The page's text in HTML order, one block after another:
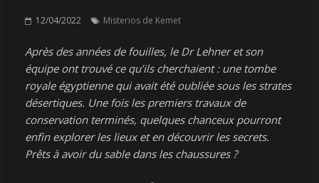
12/04/2022 Misterios de Kemet
Après des années de fouilles, le Dr Lehner et son
équipe ont trouvé ce qu’ils cherchaient : une tombe
royale égyptienne qui avait été oubliée sous les strates
désertiques. Une fois les premiers travaux de
conservation terminés, quelques chanceux pourront
enfin explorer les lieux et en découvrir les secrets.
Prêts à avoir du sable dans les chaussures ?